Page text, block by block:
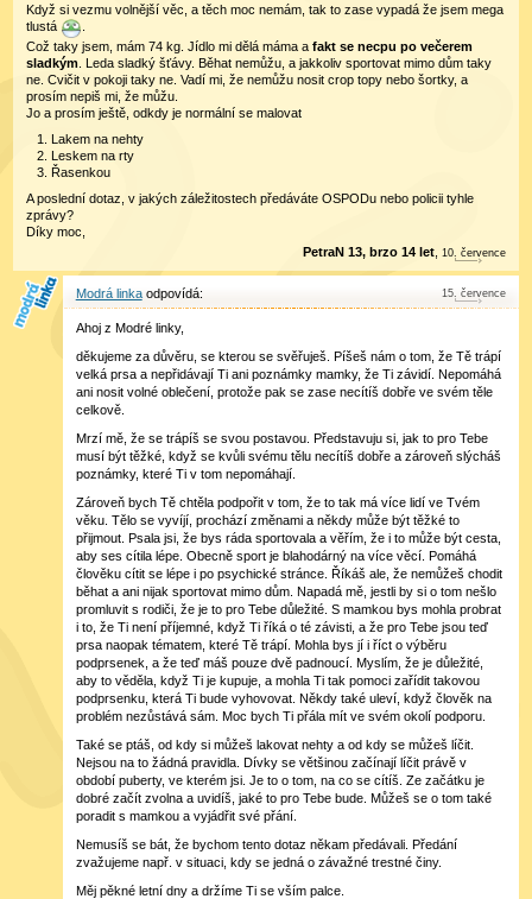
Když si vezmu volnější věc, a těch moc nemám, tak to zase vypadá že jsem mega
tlustá
.
Což taky jsem, mám 74 kg. Jídlo mi dělá máma a fakt se necpu po večerem
sladkým. Leda sladký šťávy. Běhat nemůžu, a jakkoliv sportovat mimo dům taky
ne. Cvičit v pokoji taky ne. Vadí mi, že nemůžu nosit crop topy nebo šortky, a
prosím nepiš mi, že můžu.
Jo a prosím ještě, odkdy je normální se malovat
Lakem na nehty
Leskem na rty
Řasenkou
A poslední dotaz, v jakých záležitostech předáváte OSPODu nebo policii tyhle
zprávy?
Díky moc,
PetraN 13, brzo 14 let ,10 července
Modrá linka 15 července
Ahoj z Modré linky,
děkujeme za důvěru, se kterou se svěřuješ. Píšeš nám o tom, že Tě trápí
velká prsa a nepřidávají Ti ani poznámky mamky, že Ti závidí. Nepomáhá
ani nosit volné oblečení, protože pak se zase necítíš dobře ve svém těle
celkově.
Mrzí mě, že se trápíš se svou postavou. Představuju si, jak to pro Tebe
musí být těžké, když se kvůli svému tělu necítíš dobře a zároveň slýcháš
poznámky, které Ti v tom nepomáhají.
Zároveň bych Tě chtěla podpořit v tom, že to tak má více lidí ve Tvém
věku. Tělo se vyvíjí, prochází změnami a někdy může být těžké to
přijmout. Psala jsi, že bys ráda sportovala a věřím, že i to může být cesta,
aby ses cítila lépe. Obecně sport je blahodárný na více věcí. Pomáhá
člověku cítit se lépe i po psychické stránce. Říkáš ale, že nemůžeš chodit
běhat a ani nijak sportovat mimo dům. Napadá mě, jestli by si o tom nešlo
promluvit s rodiči, že je to pro Tebe důležité. S mamkou bys mohla probrat
i to, že Ti není příjemné, když Ti říká o té závisti, a že pro Tebe jsou teď
prsa naopak tématem, které Tě trápí. Mohla bys jí i říct o výběru
podprsenek, a že teď máš pouze dvě padnoucí. Myslím, že je důležité,
aby to věděla, když Ti je kupuje, a mohla Ti tak pomoci zařídit takovou
podprsenku, která Ti bude vyhovovat. Někdy také uleví, když člověk na
problém nezůstává sám. Moc bych Ti přála mít ve svém okolí podporu.
Také se ptáš, od kdy si můžeš lakovat nehty a od kdy se můžeš líčit.
Nejsou na to žádná pravidla. Dívky se většinou začínají líčit právě v
období puberty, ve kterém jsi. Je to o tom, na co se cítíš. Ze začátku je
dobré začít zvolna a uvidíš, jaké to pro Tebe bude. Můžeš se o tom také
poradit s mamkou a vyjádřit své přání.
Nemusíš se bát, že bychom tento dotaz někam předávali. Předání
zvažujeme např. v situaci, kdy se jedná o závažné trestné činy.
Měj pěkné letní dny a držíme Ti se vším palce.